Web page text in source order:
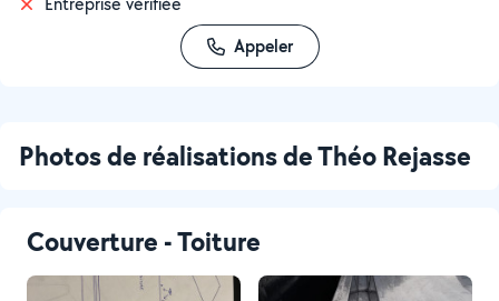
Appeler
Photos de réalisations de Théo Rejasse
Couverture - Toiture